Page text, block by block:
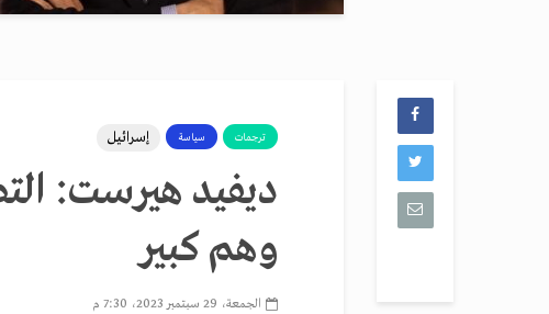
ترجمات سياسة إسرائيل
ديفيد هيرست:
وهم كبير
الجمعة، 29 سبتمبر 2023، 7:30 م